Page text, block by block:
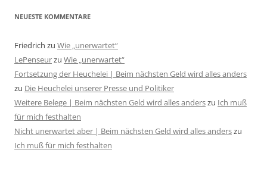
NEUESTE KOMMENTARE
Friedrich zu Wie „unerwartet“
LePenseurzu Wie „unerwartet“
Fortsetzung der Heuchelei | Beim nächsten Geld wird alles anders
zu Die Heuchelei unserer Presse und Politiker
Weitere Belege | Beim nächsten Geld wird alles anderszu Ich muß
für mich festhalten
Nicht unerwartet aber | Beim nächsten Geld wird alles anderszu
Ich muß für mich festhalten